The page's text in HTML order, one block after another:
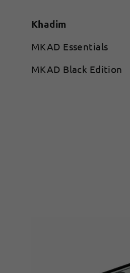
Khadim
MKAD Essentials
MKAD Black Edition